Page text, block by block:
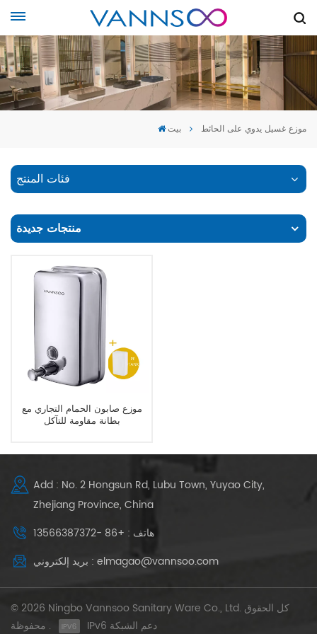
بيت موزع غسيل يدوي على الحائط
فئات المنتج
منتجات جديدة
موزع صابون الحمام التجاري مع
بطانة مقاومة للتآكل
Add : No. 2 Hongsun Rd, Lubu Town, Yuyao City,
Zhejiang Province, China
هاتف : +86 -13566387372
بريد إلكتروني : elmagao@vannsoo.com
© 2026 Ningbo Vannsoo Sanitary Ware Co., Ltd. كل الحقوق
محفوظة .
IPv6 دعم الشبكة